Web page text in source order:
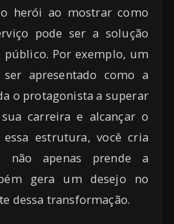
herói ao mostrar como
pode ser a solução
Por exemplo, um
apresentado como a
o protagonista a superar
carreira e alcançar o
estrutura, você cria
não apenas prende a
gera um desejo no
dessa transformação.